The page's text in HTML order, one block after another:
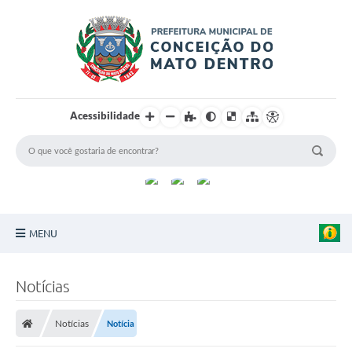
Acessibilidade
MENU
Turismo
Notícias
Notícias Notícia